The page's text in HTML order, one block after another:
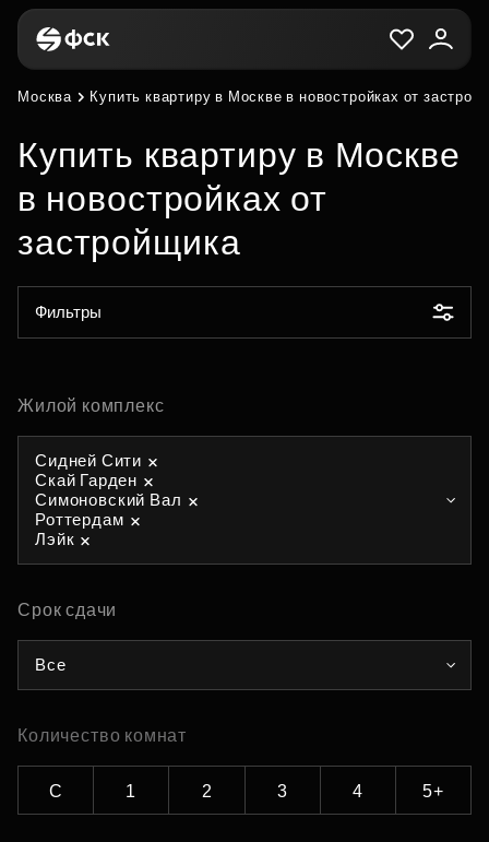
Москва Купить квартиру в Москве в новостройках от
Купить квартиру в Москве
в новостройках от
застройщика
Фильтры
Жилой комплекс
Сидней Сити
Скай Гарден
Симоновский Вал
Роттердам
Лэйк
Срок сдачи
Все
Количество комнат
С 1 2 3 4 5+